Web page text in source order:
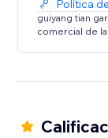
* Localized
* Better global
Política
guiyang tian
comercial de la